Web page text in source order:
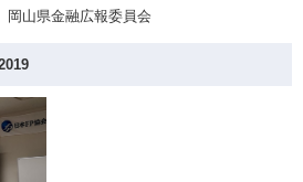
岡山県金融広報委員会